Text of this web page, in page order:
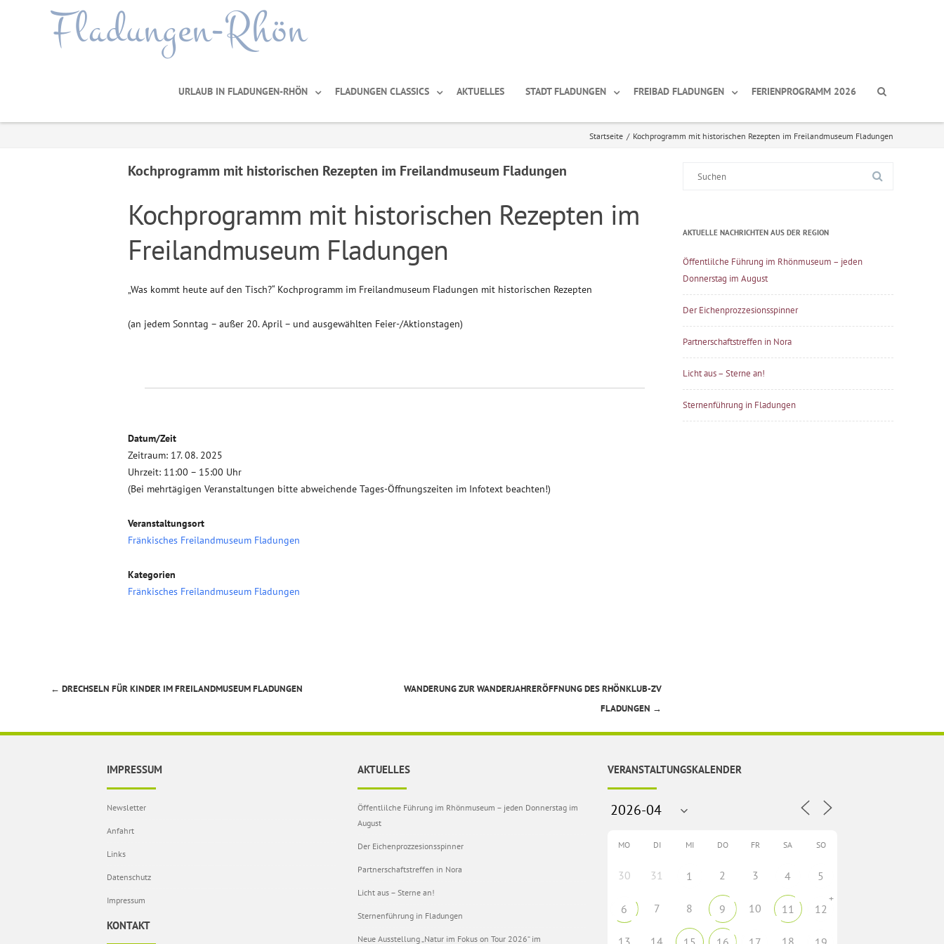
Fladungen-Rhön
URLAUB IN FLADUNGEN-RHÖN FLADUNGEN CLASSICS AKTUELLES STADT FLADUNGEN FREIBAD FLADUNGEN FERIENPROGRAMM 2026
Startseite / Kochprogramm mit historischen Rezepten im Freilandmuseum Fladungen
Kochprogramm mit historischen Rezepten im Freilandmuseum Fladungen
Kochprogramm mit historischen Rezepten im
Freilandmuseum Fladungen
„Was kommt heute auf den Tisch?“ Kochprogramm im Freilandmuseum Fladungen mit historischen Rezepten
(an jedem Sonntag – außer 20. April – und ausgewählten Feier-/Aktionstagen)
Datum/Zeit
Zeitraum: 17. 08. 2025
Uhrzeit: 11:00 – 15:00 Uhr
(Bei mehrtägigen Veranstaltungen bitte abweichende Tages-Öffnungszeiten im Infotext beachten!)
Veranstaltungsort
Fränkisches Freilandmuseum Fladungen
Kategorien
Fränkisches Freilandmuseum Fladungen
Beitragsnavigation
← DRECHSELN FÜR KINDER IM FREILANDMUSEUM FLADUNGEN
WANDERUNG ZUR WANDERJAHRERÖFFNUNG DES RHÖNKLUB-ZV
FLADUNGEN →
AKTUELLE NACHRICHTEN AUS DER REGION
Öffentlilche Führung im Rhönmuseum – jeden
Donnerstag im August
Der Eichenprozzesionsspinner
Partnerschaftstreffen in Nora
Licht aus – Sterne an!
Sternenführung in Fladungen
IMPRESSUM
Newsletter
Anfahrt
Links
Datenschutz
Impressum
KONTAKT
AKTUELLES
Öffentlilche Führung im Rhönmuseum – jeden Donnerstag im
August
Der Eichenprozzesionsspinner
Partnerschaftstreffen in Nora
Licht aus – Sterne an!
Sternenführung in Fladungen
Neue Ausstellung „Natur im Fokus on Tour 2026“ im
VERANSTALTUNGSKALENDER
MO DI MI DO FR SA SO
30 31 1 2 3 4 5
6 7 8 9 10 11 12
+
13 14 18